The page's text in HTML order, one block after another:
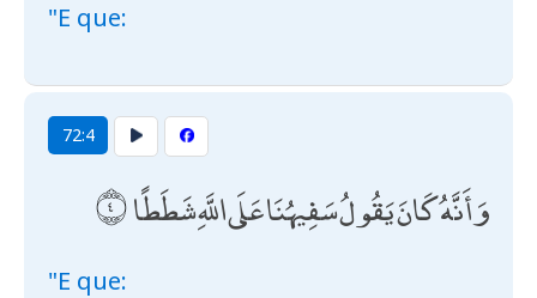
"E que:
72:4
وَأَنَّهُ كَانَ يَقُولُ سَفِيهُنَا عَلَى اللَّهِ شَطَطًا
"E que: